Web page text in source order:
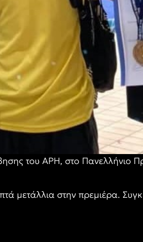
του ΑΡΗ, στο Πανελλήνιο
μετάλλια στην πρεμιέρα.